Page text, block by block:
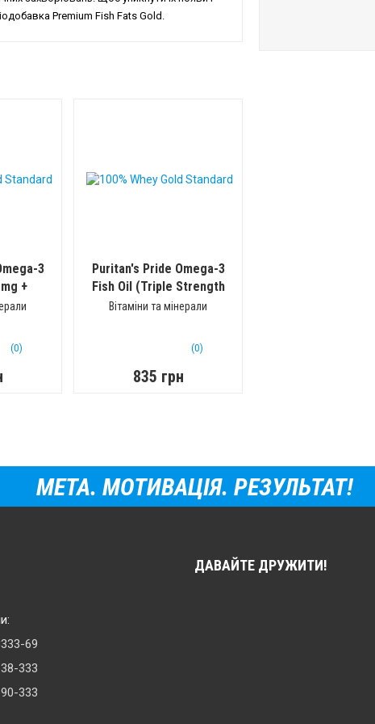
Premium Fish Fats Gold.
3
+
(0)
Puritan's Pride Omega-3
Fish Oil (Triple Strength
95%) 1360mg (90 капс)
Вітаміни та мінерали
(0)
835 грн
МЕТА. МОТИВАЦІЯ. РЕЗУЛЬТАТ!
69
333
333
ДАВАЙТЕ ДРУЖИТИ!